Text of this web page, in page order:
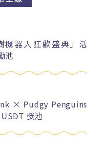
機器人狂歡盛典」活
池
× Pudgy Penguins
獎池